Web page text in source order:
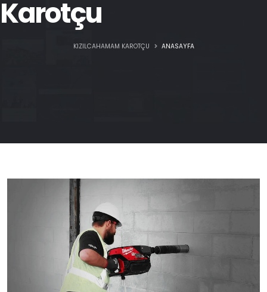
Karotçu
KIZILCAHAMAM KAROTÇU ANASAYFA